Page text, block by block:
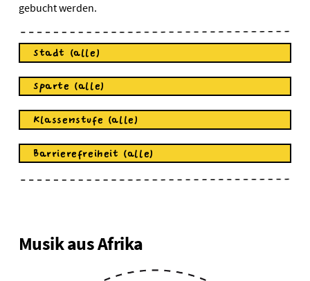
gebucht werden.
Stadt (alle)
Sparte (alle)
Klassenstufe (alle)
Barrierefreiheit (alle)
Musik aus Afrika